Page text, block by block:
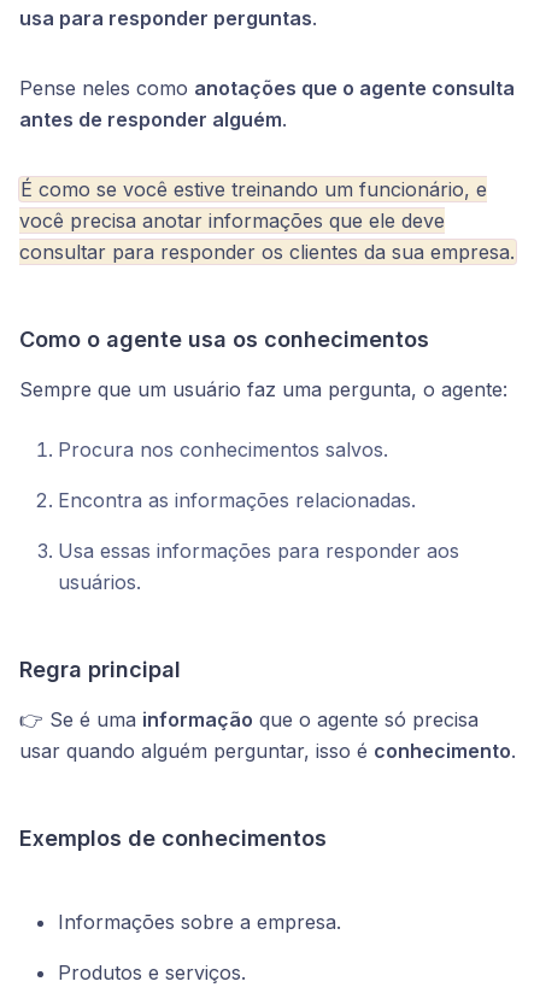
usa para responder perguntas.
Pense neles como anotações que o agente consulta
antes de responder alguém.
É como se você estive treinando um funcionário, e
você precisa anotar informações que ele deve
consultar para responder os clientes da sua empresa.
Como o agente usa os conhecimentos
Sempre que um usuário faz uma pergunta, o agente:
Procura nos conhecimentos salvos.
Encontra as informações relacionadas.
Usa essas informações para responder aos
usuários.
Regra principal
👉 Se é uma informação que o agente só precisa
usar quando alguém perguntar, isso é conhecimento.
Exemplos de conhecimentos
Informações sobre a empresa.
Produtos e serviços.